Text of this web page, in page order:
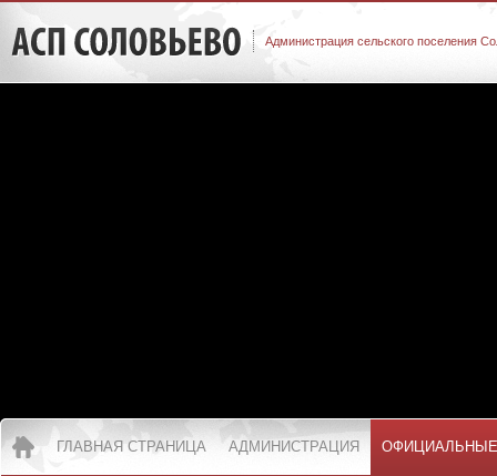
Администрация сельского поселения
ГЛАВНАЯ СТРАНИЦА АДМИНИСТРАЦИЯ